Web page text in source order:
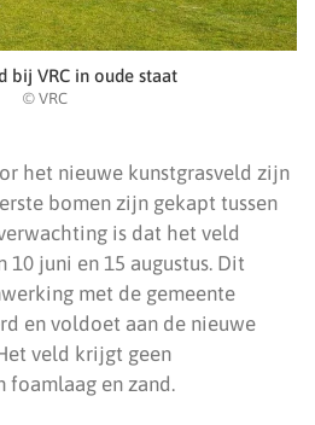
bij VRC in oude staat
© VRC
het nieuwe kunstgrasveld zijn
bomen zijn gekapt tussen
is dat het veld
10 juni en 15 augustus. Dit
met de gemeente
en voldoet aan de nieuwe
veld krijgt geen
foamlaag en zand.